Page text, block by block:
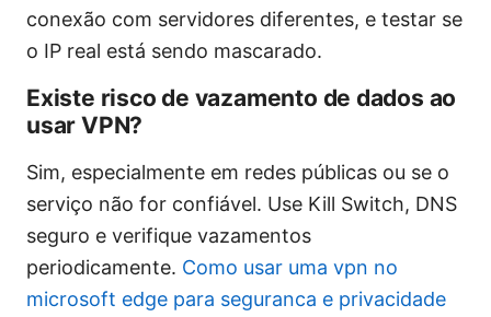
conexão com servidores diferentes, e testar se
o IP real está sendo mascarado.
Existe risco de vazamento de dados ao
usar VPN?
Sim, especialmente em redes públicas ou se o
serviço não for confiável. Use Kill Switch, DNS
seguro e verifique vazamentos
periodicamente. Como usar uma vpn no
microsoft edge para seguranca e privacidade